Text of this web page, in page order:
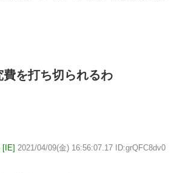
を打ち切られるわ
[IE] 2021/04/09(金) 16:56:07.17 ID:grQFC8dv0